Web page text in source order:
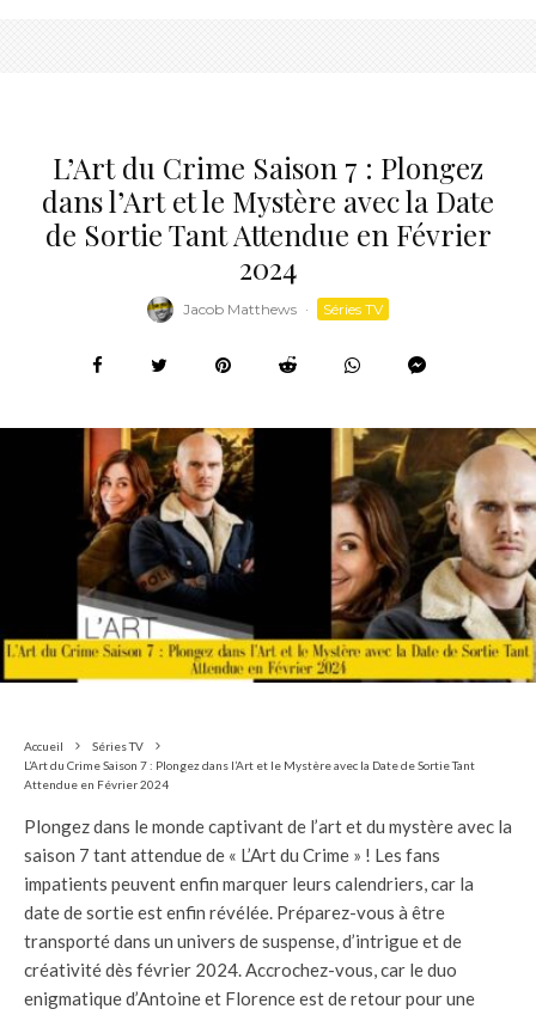
L’Art du Crime Saison 7 : Plongez
dans l’Art et le Mystère avec la Date
de Sortie Tant Attendue en Février
2024
Jacob Matthews · Séries TV
Accueil
Séries TV
L’Art du Crime Saison 7 : Plongez dans l’Art et le Mystère avec la Date de Sortie Tant
Attendue en Février 2024
Plongez dans le monde captivant de l’art et du mystère avec la
saison 7 tant attendue de « L’Art du Crime » ! Les fans
impatients peuvent enfin marquer leurs calendriers, car la
date de sortie est enfin révélée. Préparez-vous à être
transporté dans un univers de suspense, d’intrigue et de
créativité dès février 2024. Accrochez-vous, car le duo
enigmatique d’Antoine et Florence est de retour pour une